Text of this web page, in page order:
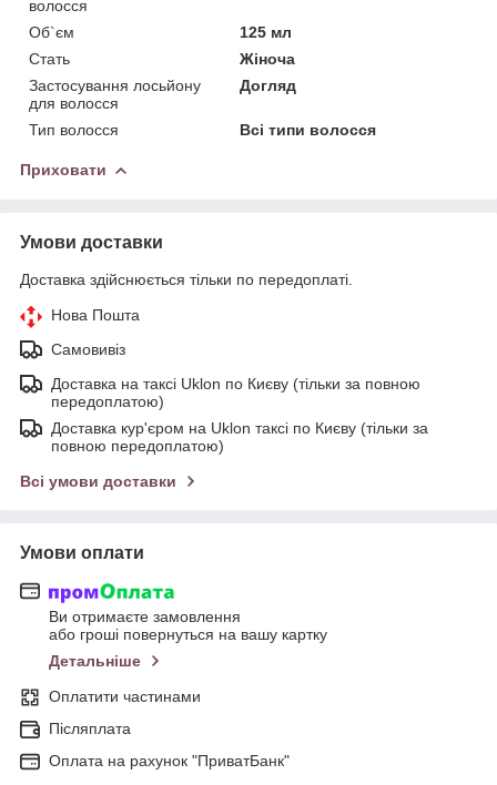
волосся
Об`єм
125 мл
Стать
Жіноча
Застосування лосьйону
для волосся
Догляд
Тип волосся Всі типи волосся
Приховати
Умови доставки
Доставка здійснюється тільки по передоплаті.
Нова Пошта
Самовивіз
Доставка на таксі Uklon по Києву (тільки за повною
передоплатою)
Доставка кур'єром на Uklon таксі по Києву (тільки за
повною передоплатою)
Всі умови доставки
Умови оплати
Ви отримаєте замовлення
або гроші повернуться на вашу картку
Детальніше
Оплатити частинами
Післяплата
Оплата на рахунок "ПриватБанк"